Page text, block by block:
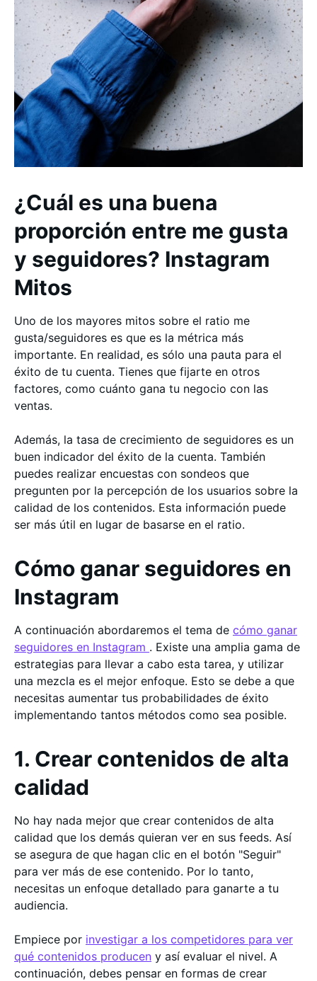
¿Cuál es una buena
proporción entre me gusta
y seguidores? Instagram
Mitos
Uno de los mayores mitos sobre el ratio me
gusta/seguidores es que es la métrica más
importante. En realidad, es sólo una pauta para el
éxito de tu cuenta. Tienes que fijarte en otros
factores, como cuánto gana tu negocio con las
ventas.
Además, la tasa de crecimiento de seguidores es un
buen indicador del éxito de la cuenta. También
puedes realizar encuestas con sondeos que
pregunten por la percepción de los usuarios sobre la
calidad de los contenidos. Esta información puede
ser más útil en lugar de basarse en el ratio.
Cómo ganar seguidores en
Instagram
A continuación abordaremos el tema de cómo ganar
seguidores en Instagram . Existe una amplia gama de
estrategias para llevar a cabo esta tarea, y utilizar
una mezcla es el mejor enfoque. Esto se debe a que
necesitas aumentar tus probabilidades de éxito
implementando tantos métodos como sea posible.
1. Crear contenidos de alta
calidad
No hay nada mejor que crear contenidos de alta
calidad que los demás quieran ver en sus feeds. Así
se asegura de que hagan clic en el botón "Seguir"
para ver más de ese contenido. Por lo tanto,
necesitas un enfoque detallado para ganarte a tu
audiencia.
Empiece por investigar a los competidores para ver
qué contenidos producen y así evaluar el nivel. A
continuación, debes pensar en formas de crear